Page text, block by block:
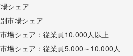
シェア
場シェア
シェア：従業員10,000人以上
シェア：従業員5,000～10,000人